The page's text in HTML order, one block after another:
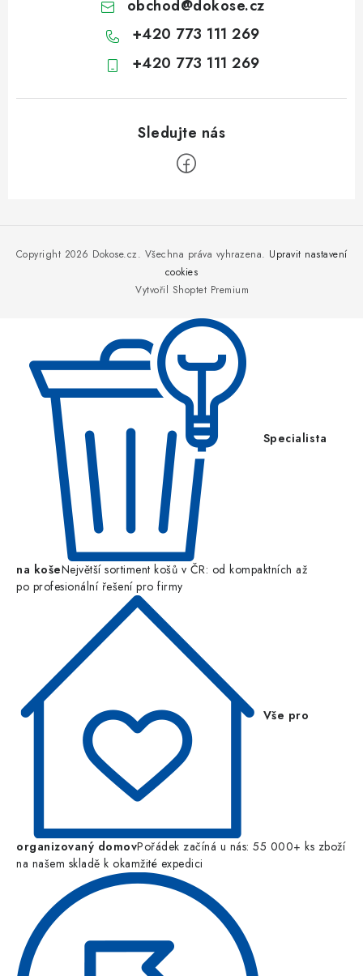
obchod@dokose.cz
+420 773 111 269
+420 773 111 269
Vytvořil Shoptet Premium
Copyright 2026 Dokose.cz. Všechna práva vyhrazena. Upravit nastavení
cookies
Specialista
na košeNejvětší sortiment košů v ČR: od kompaktních až
po profesionální řešení pro firmy
Vše pro
organizovaný domovPořádek začíná u nás: 55 000+ ks zboží
na našem skladě k okamžité expedici